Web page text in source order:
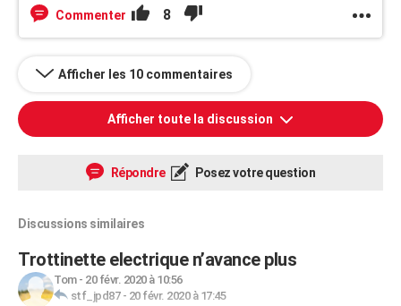
Commenter 8
Afficher les 10 commentaires
Afficher toute la discussion
Répondre Posez votre question
Discussions similaires
Trottinette electrique n’avance plus
Tom- 20 févr. 2020 à 10:56
stf_jpd87- 20 févr. 2020 à 17:45